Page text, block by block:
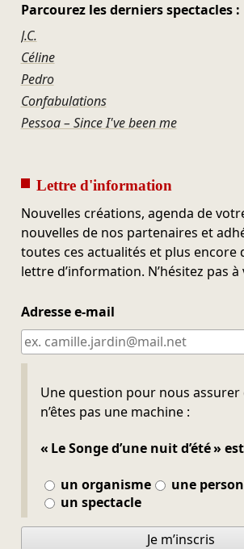
Parcourez les derniers spectacles :
J.C.
Céline
Pedro
Confabulations
Pessoa – Since I've been me
Lettre d'information
Nouvelles créations, agenda de
nouvelles de nos partenaires et
toutes ces actualités et plus encore
lettre d’information. N’hésitez pas
Adresse e-mail
Une question pour nous assurer
n’êtes pas une machine :
« Le Songe d’une nuit d’été »
un organisme
une
un spectacle
Ne pas remplir
Je m’inscris